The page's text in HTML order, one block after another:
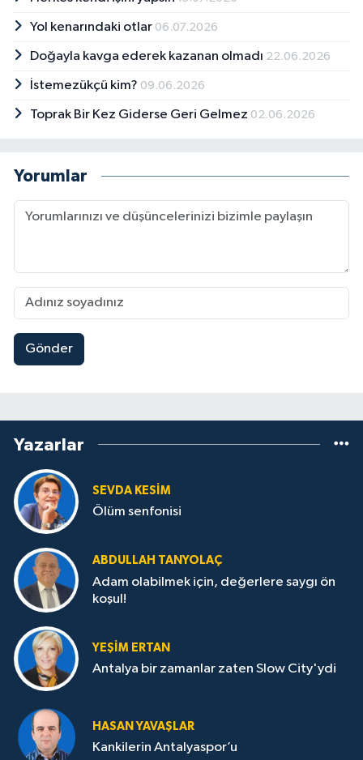
Yol kenarındaki otlar 06.07.2026
Doğayla kavga ederek kazanan olmadı 22.06.2026
İstemezükçü kim? 09.06.2026
Toprak Bir Kez Giderse Geri Gelmez 02.06.2026
Yorumlar
Gönder
Yazarlar
SEVDA KESİM
Ölüm senfonisi
ABDULLAH TANYOLAÇ
Adam olabilmek için, değerlere saygı ön
koşul!
YEŞIM ERTAN
Antalya bir zamanlar zaten Slow City'ydi
HASAN YAVAŞLAR
Kankilerin Antalyaspor’u